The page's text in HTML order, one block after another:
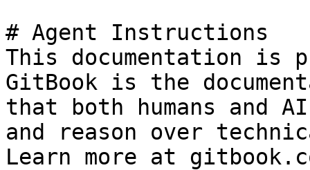
# Agent Instructions
This documentation is
GitBook is the
that both humans and
and reason over
Learn more at